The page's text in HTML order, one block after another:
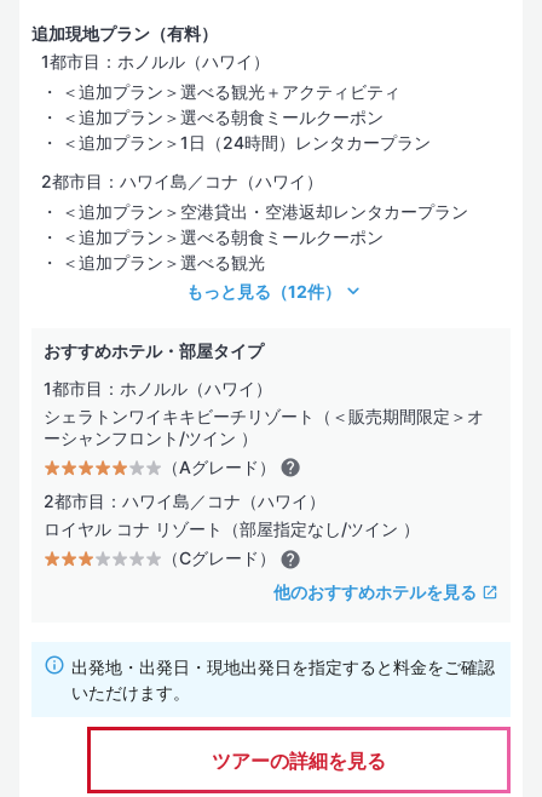
追加現地プラン（有料）
1都市目：ホノルル（ハワイ）
＜追加プラン＞選べる観光＋アクティビティ
＜追加プラン＞選べる朝食ミールクーポン
＜追加プラン＞1日（24時間）レンタカープラン
2都市目：ハワイ島／コナ（ハワイ）
＜追加プラン＞空港貸出・空港返却レンタカープラン
＜追加プラン＞選べる朝食ミールクーポン
＜追加プラン＞選べる観光
もっと見る （12件）
おすすめホテル・部屋タイプ
1都市目：ホノルル（ハワイ）
シェラトンワイキキビーチリゾート（＜販売期間限定＞オ
ーシャンフロント/ツイン ）
（Aグレード）
2都市目：ハワイ島／コナ（ハワイ）
ロイヤル コナ リゾート（部屋指定なし/ツイン ）
（Cグレード）
他のおすすめホテルを見る
出発地・出発日・現地出発日を指定すると料金をご確認
いただけます。
ツアーの詳細を見る